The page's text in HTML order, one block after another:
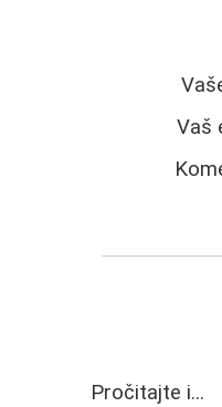
Vaš
Pročitajte i...